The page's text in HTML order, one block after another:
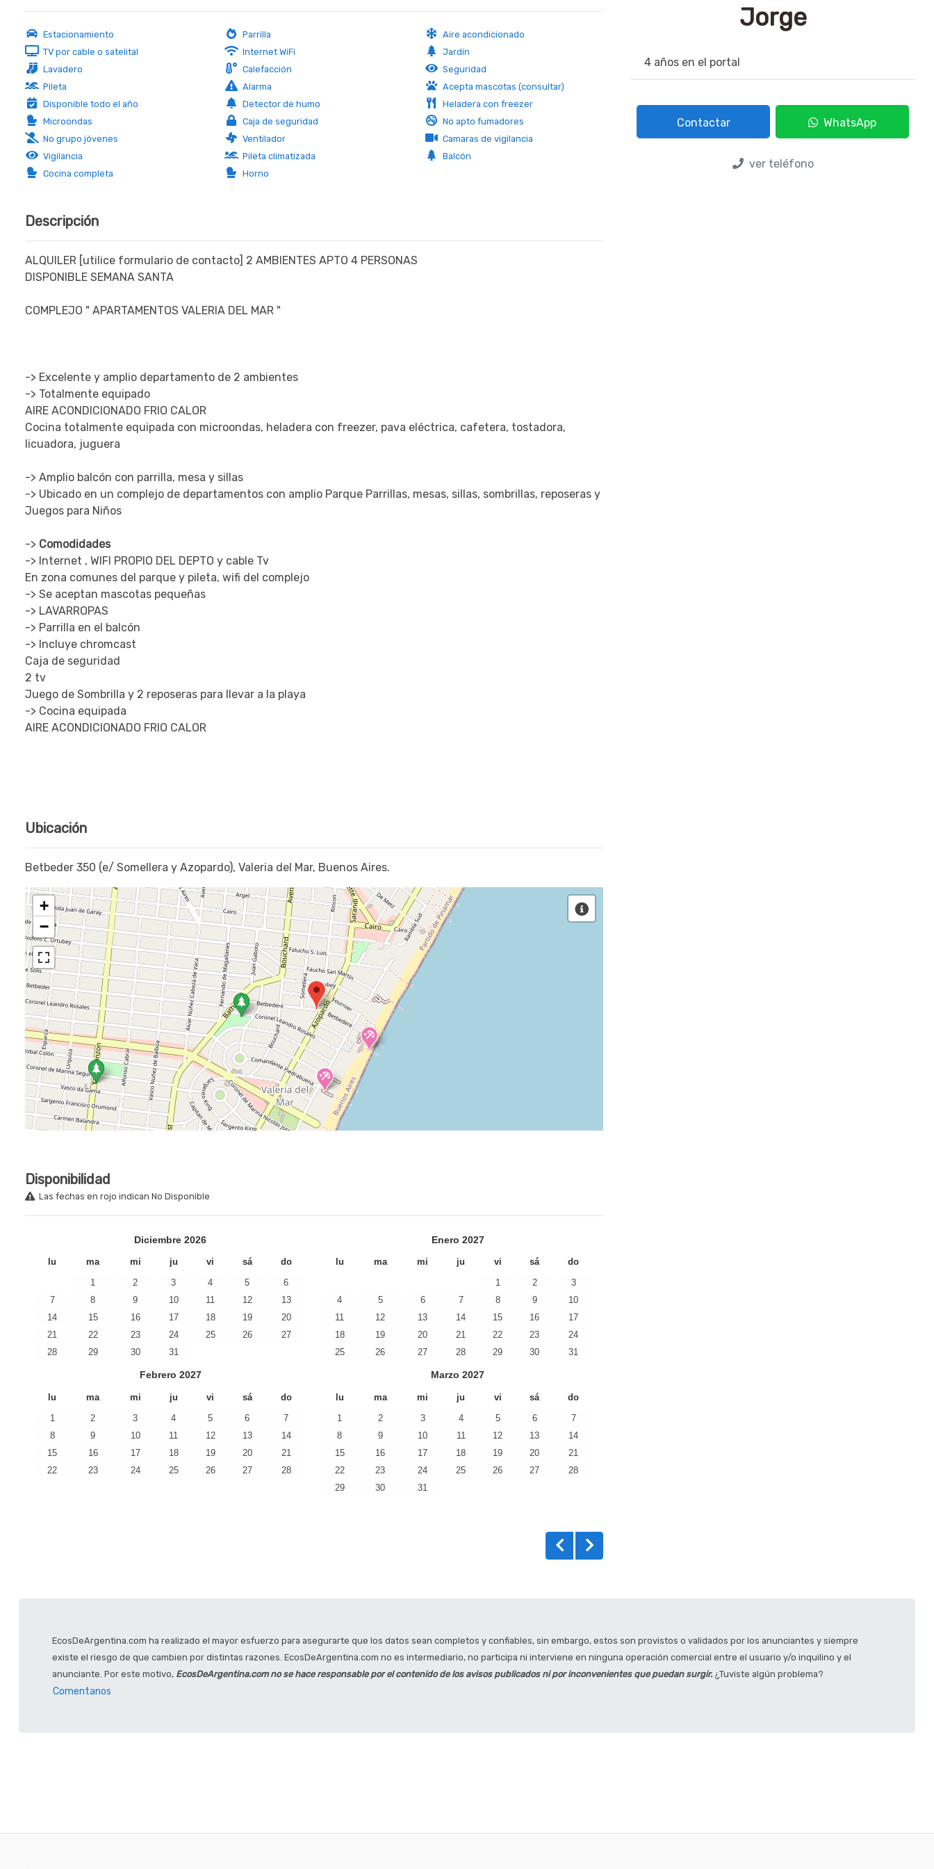
Estacionamiento Parrilla
Aire acondicionado
TV por cable o satelital
Internet WiFi
Jardín
Lavadero
Calefacción
Seguridad
Pileta
Alarma
Acepta mascotas (consultar)
Disponible todo el año
Detector de humo
Heladera con freezer
Microondas
Caja de seguridad
No apto fumadores
No grupo jóvenes
Ventilador
Camaras de vigilancia
Vigilancia
Pileta climatizada
Balcón
Cocina completa
Horno
Descripción
ALQUILER [utilice formulario de contacto] 2 AMBIENTES APTO 4 PERSONAS
DISPONIBLE SEMANA SANTA
COMPLEJO " APARTAMENTOS VALERIA DEL MAR "
-> Excelente y amplio departamento de 2 ambientes
-> Totalmente equipado
AIRE ACONDICIONADO FRIO CALOR
Cocina totalmente equipada con microondas, heladera con freezer, pava eléctrica, cafetera, tostadora,
licuadora, juguera
-> Amplio balcón con parrilla, mesa y sillas
-> Ubicado en un complejo de departamentos con amplio Parque Parrillas, mesas, sillas, sombrillas, reposeras y
Juegos para Niños
-> Comodidades
-> Internet , WIFI PROPIO DEL DEPTO y cable Tv
En zona comunes del parque y pileta, wifi del complejo
-> Se aceptan mascotas pequeñas
-> LAVARROPAS
-> Parrilla en el balcón
-> Incluye chromcast
Caja de seguridad
2 tv
Juego de Sombrilla y 2 reposeras para llevar a la playa
-> Cocina equipada
AIRE ACONDICIONADO FRIO CALOR
Ubicación
Betbeder 350 (e/ Somellera y Azopardo), Valeria del Mar, Buenos Aires.
+
−
Disponibilidad
Las fechas en rojo indican No Disponible
Diciembre 2026
lu ma mi ju vi sá do
1 2 3 4 5
6
7
8 9 10 11 12
13
14
15 16 17 18 19
20
21
22 23 24 25 26
27
28
29 30 31
Enero 2027
lu ma mi ju vi sá do
1 2
3
4
5 6 7 8 9
10
11
12 13 14 15 16
17
18
19 20 21 22 23
24
25
26 27 28 29 30 31
Febrero 2027
lu ma mi ju vi sá do
1 2 3 4 5 6
7
8
9 10 11 12 13
14
15
16 17 18 19 20
21
22
23 24 25 26 27 28
Marzo 2027
lu ma mi ju vi sá do
1 2 3 4 5 6
7
8
9 10 11 12 13
14
15
16 17 18 19 20
21
22
23 24 25 26 27
28
29
30 31
Jorge
4 años en el portal
Contactar WhatsApp
ver teléfono
EcosDeArgentina.com ha realizado el mayor esfuerzo para asegurarte que los datos sean completos y confiables, sin embargo, estos son provistos o validados por los anunciantes y siempre
existe el riesgo de que cambien por distintas razones. EcosDeArgentina.com no es intermediario, no participa ni interviene en ninguna operación comercial entre el usuario y/o inquilino y el
anunciante. Por este motivo, EcosDeArgentina.com no se hace responsable por el contenido de los avisos publicados ni por inconvenientes que puedan surgir. ¿Tuviste algún problema?
Comentanos